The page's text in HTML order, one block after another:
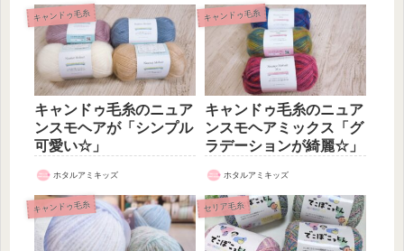
キャンドゥ毛糸
キャンドゥ毛糸のニュア
ンスモヘアが「シンプル
可愛い☆」
ホタルアミキッズ
キャンドゥ毛糸
キャンドゥ毛糸のニュア
ンスモヘアミックス「グ
ラデーションが綺麗☆」
ホタルアミキッズ
キャンドゥ毛糸 セリア毛糸